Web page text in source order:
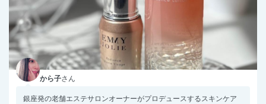
から子さん
銀座発の老舗エステサロンオーナーがプロデュースするスキンケア